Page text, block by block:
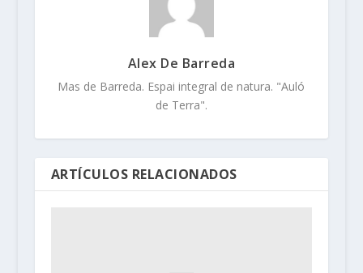
Alex De Barreda
Mas de Barreda. Espai integral de natura. "Auló
de Terra".
ARTÍCULOS RELACIONADOS